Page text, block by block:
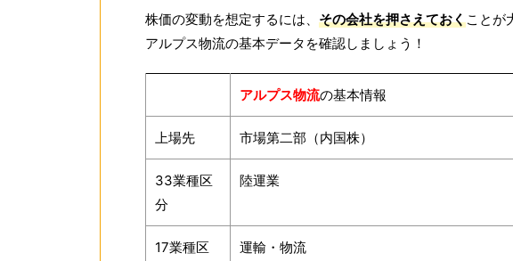
株価の変動を想定するには、 その会社を押さえておくことが
アルプス物流の基本データを確認しましょう！
アルプス物流の基本情報
上場先 市場第二部（内国株）
33業種区
分
陸運業
17業種区 運輸・物流